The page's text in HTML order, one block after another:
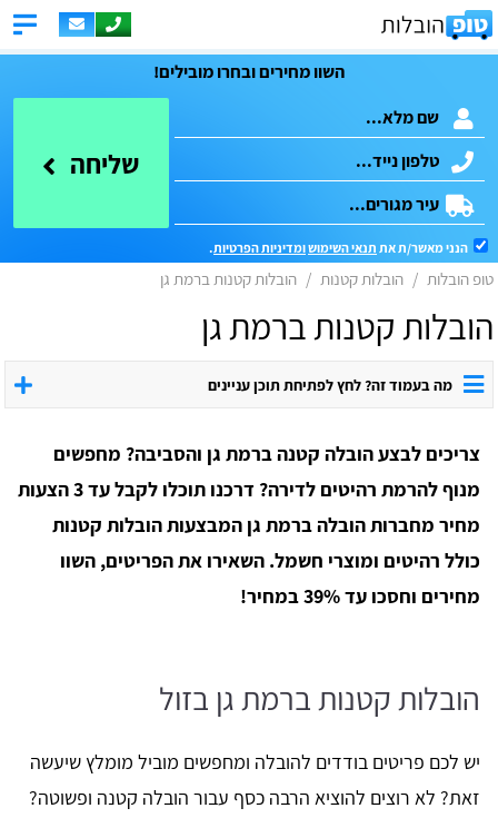
השוו מחירים ובחרו מובילים!
שליחה
הנני מאשר/ת את תנאי השימושומדיניות הפרטיות.
טופ הובלות הובלות קטנות הובלות קטנות ברמת גן
הובלות קטנות ברמת גן
מה בעמוד זה? לחץ לפתיחת תוכן עניינים
צריכים לבצע הובלה קטנה ברמת גן והסביבה? מחפשים
מנוף להרמת רהיטים לדירה? דרכנו תוכלו לקבל עד 3 הצעות
מחיר מחברות הובלה ברמת גן המבצעות הובלות קטנות
כולל רהיטים ומוצרי חשמל. השאירו את הפריטים, השוו
מחירים וחסכו עד 39% במחיר!
הובלות קטנות ברמת גן בזול
יש לכם פריטים בודדים להובלה ומחפשים מוביל מומלץ שיעשה
זאת? לא רוצים להוציא הרבה כסף עבור הובלה קטנה ופשוטה?